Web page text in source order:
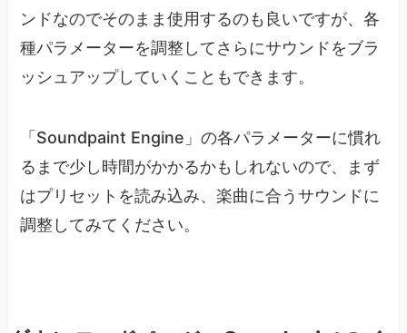
ンドなのでそのまま使用するのも良いですが、各
種パラメーターを調整してさらにサウンドをブラ
ッシュアップしていくこともできます。
「Soundpaint Engine」の各パラメーターに慣れ
るまで少し時間がかかるかもしれないので、まず
はプリセットを読み込み、楽曲に合うサウンドに
調整してみてください。